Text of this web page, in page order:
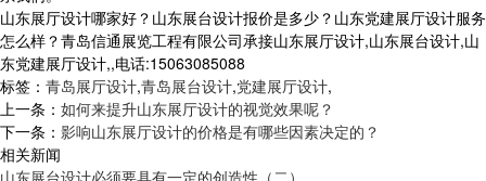
山东展厅设计哪家好？山东展台设计报价是多少？山东党建展厅设计服务
怎么样？青岛信通展览工程有限公司承接山东展厅设计,山东展台设计,山
东党建展厅设计,,电话:15063085088
标签： 青岛展厅设计,青岛展台设计,党建展厅设计,
上一条： 如何来提升山东展厅设计的视觉效果呢？
下一条： 影响山东展厅设计的价格是有哪些因素决定的？
相关新闻